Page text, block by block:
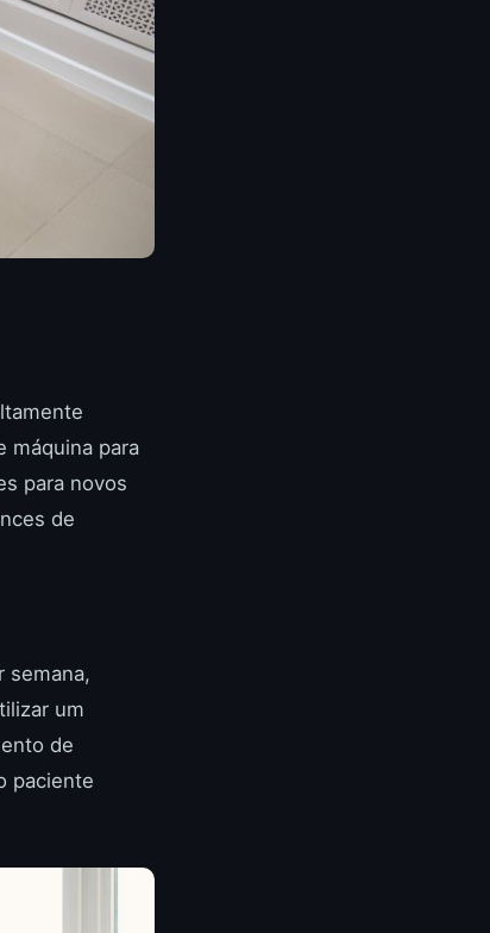
máquina para
para novos
de
semana,
um
de
paciente